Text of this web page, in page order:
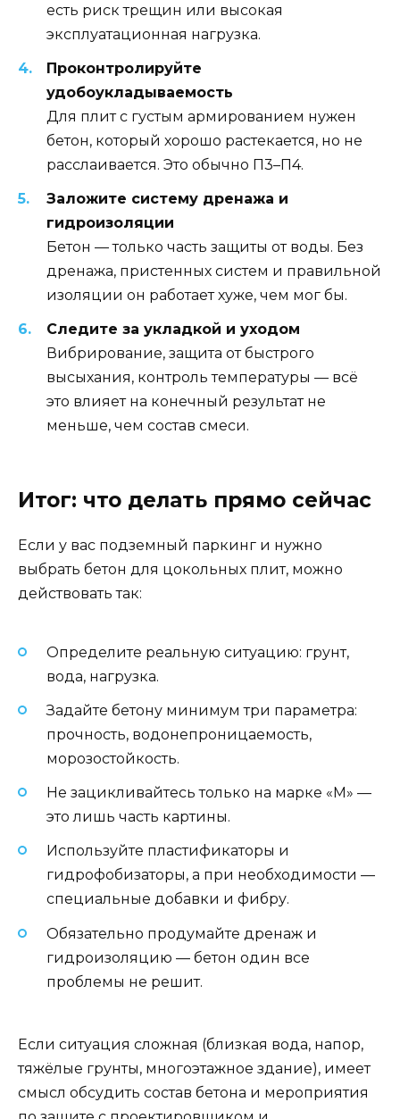
есть риск трещин или высокая
эксплуатационная нагрузка.
Проконтролируйте
удобоукладываемость
Для плит с густым армированием нужен
бетон, который хорошо растекается, но не
расслаивается. Это обычно П3–П4.
Заложите систему дренажа и
гидроизоляции
Бетон — только часть защиты от воды. Без
дренажа, пристенных систем и правильной
изоляции он работает хуже, чем мог бы.
Следите за укладкой и уходом
Вибрирование, защита от быстрого
высыхания, контроль температуры — всё
это влияет на конечный результат не
меньше, чем состав смеси.
Итог: что делать прямо сейчас
Если у вас подземный паркинг и нужно
выбрать бетон для цокольных плит, можно
действовать так:
Определите реальную ситуацию: грунт,
вода, нагрузка.
Задайте бетону минимум три параметра:
прочность, водонепроницаемость,
морозостойкость.
Не зацикливайтесь только на марке «М» —
это лишь часть картины.
Используйте пластификаторы и
гидрофобизаторы, а при необходимости —
специальные добавки и фибру.
Обязательно продумайте дренаж и
гидроизоляцию — бетон один все
проблемы не решит.
Если ситуация сложная (близкая вода, напор,
тяжёлые грунты, многоэтажное здание), имеет
смысл обсудить состав бетона и мероприятия